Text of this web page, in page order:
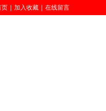
页 加入收藏 在线留言